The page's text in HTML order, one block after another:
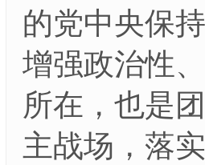
的党中央保
增强政治性
所在，也是
主战场，落